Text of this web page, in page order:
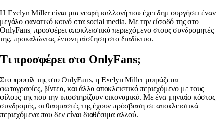
Η Evelyn Miller είναι μια νεαρή καλλονή που έχει δημιουργήσει έναν
μεγάλο φανατικό κοινό στα social media. Με την είσοδό της στο
OnlyFans, προσφέρει αποκλειστικό περιεχόμενο στους συνδρομητές
της, προκαλώντας έντονη αίσθηση στο διαδίκτυο.
Τι προσφέρει στο OnlyFans;
Στο προφίλ της στο OnlyFans, η Evelyn Miller μοιράζεται
φωτογραφίες, βίντεο, και άλλο αποκλειστικό περιεχόμενο με τους
φίλους της που την υποστηρίζουν οικονομικά. Με ένα μηνιαίο κόστος
συνδρομής, οι θαυμαστές της έχουν πρόσβαση σε αποκλειστικά
περιεχόμενα που δεν είναι διαθέσιμα αλλού.